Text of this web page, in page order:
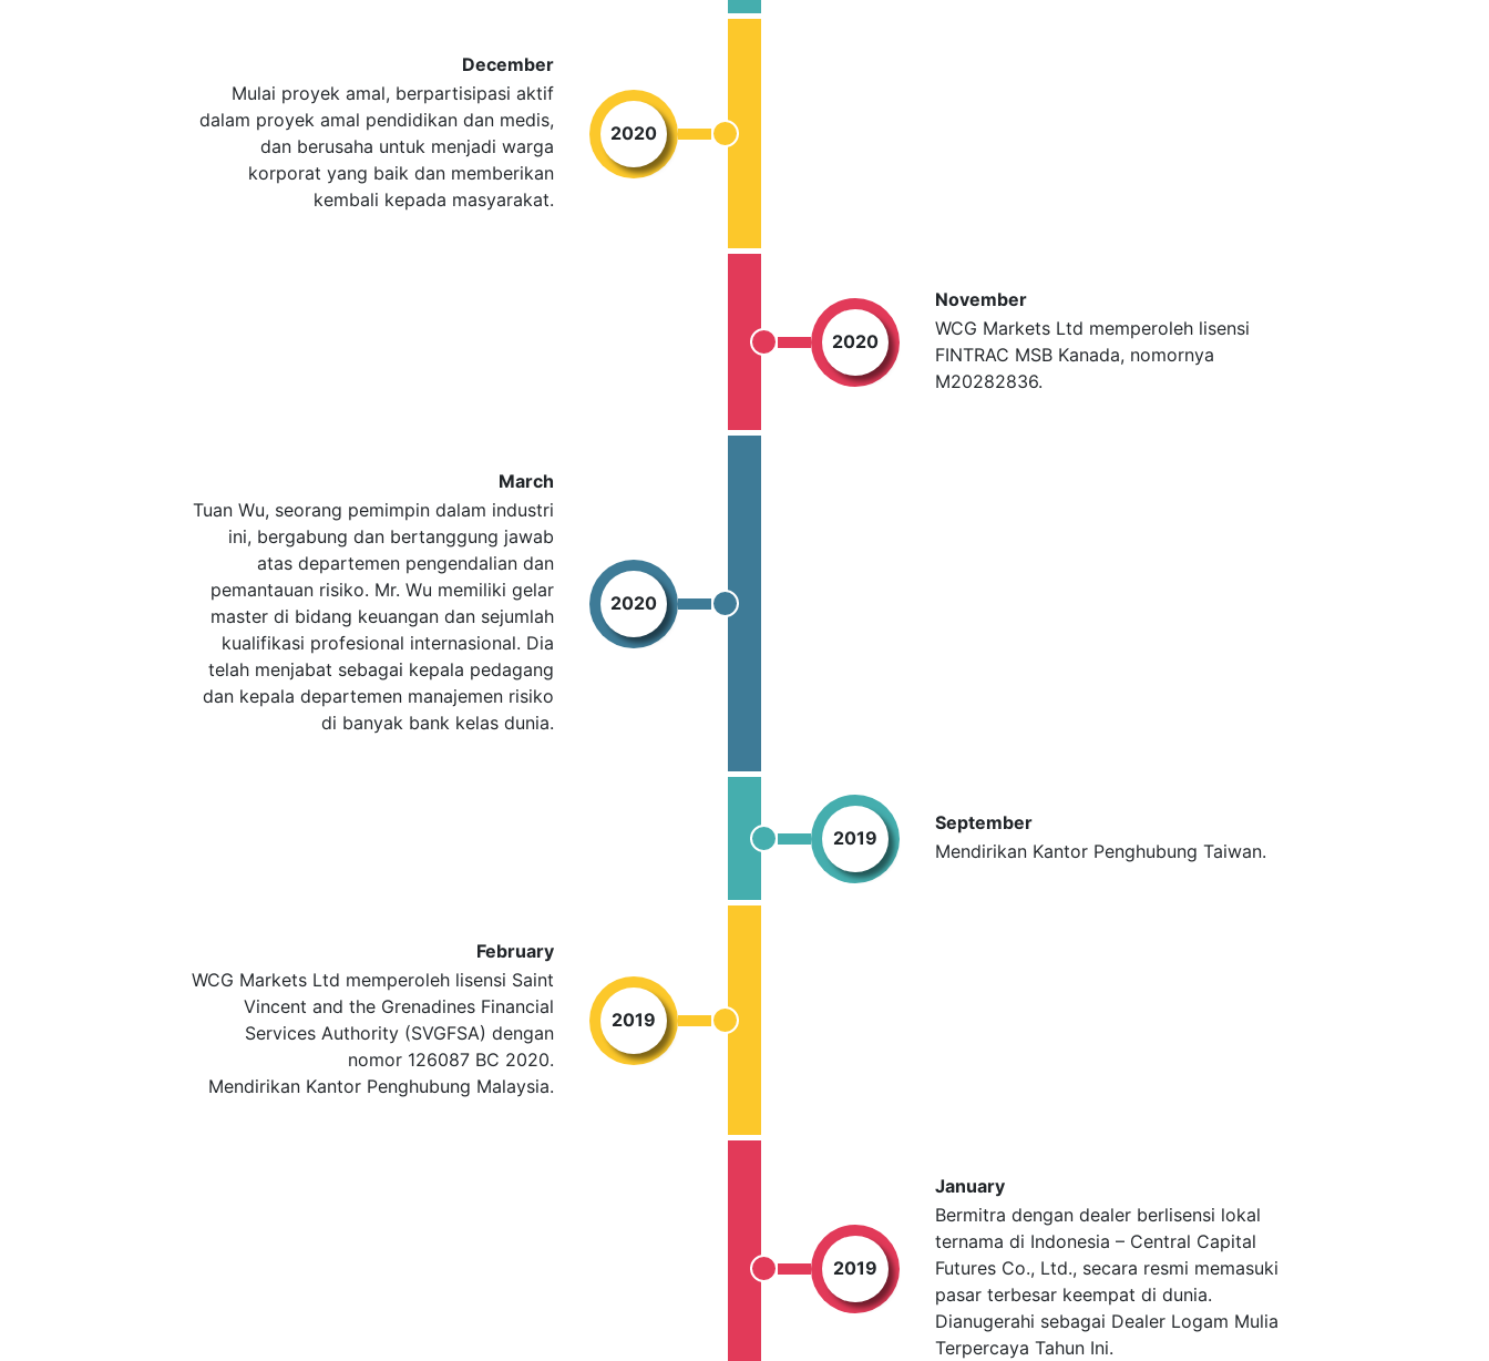
2020
December
Mulai proyek amal, berpartisipasi aktif
dalam proyek amal pendidikan dan medis,
dan berusaha untuk menjadi warga
korporat yang baik dan memberikan
kembali kepada masyarakat.
2020
November
WCG Markets Ltd memperoleh lisensi
FINTRAC MSB Kanada, nomornya
M20282836.
2020
March
Tuan Wu, seorang pemimpin dalam industri
ini, bergabung dan bertanggung jawab
atas departemen pengendalian dan
pemantauan risiko. Mr. Wu memiliki gelar
master di bidang keuangan dan sejumlah
kualifikasi profesional internasional. Dia
telah menjabat sebagai kepala pedagang
dan kepala departemen manajemen risiko
di banyak bank kelas dunia.
2019
September
Mendirikan Kantor Penghubung Taiwan.
2019
February
WCG Markets Ltd memperoleh lisensi Saint
Vincent and the Grenadines Financial
Services Authority (SVGFSA) dengan
nomor 126087 BC 2020.
Mendirikan Kantor Penghubung Malaysia.
2019
January
Bermitra dengan dealer berlisensi lokal
ternama di Indonesia – Central Capital
Futures Co., Ltd., secara resmi memasuki
pasar terbesar keempat di dunia.
Dianugerahi sebagai Dealer Logam Mulia
Terpercaya Tahun Ini.